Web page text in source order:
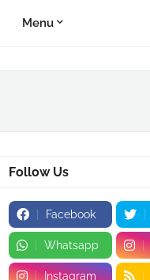
Menu
Follow Us
Facebook
Whatsapp
Instagram